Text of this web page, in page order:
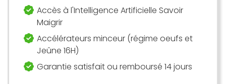
Accès à l'Intelligence Artificielle Savoir
Maigrir
Accélérateurs minceur (régime oeufs et
Jeûne 16H)
Garantie satisfait ou remboursé 14 jours